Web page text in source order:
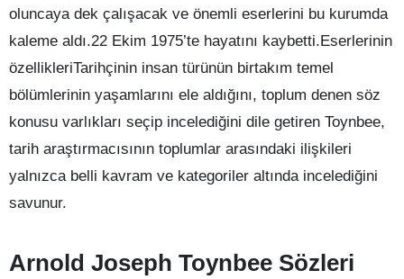
oluncaya dek çalışacak ve önemli eserlerini bu kurumda
kaleme aldı.22 Ekim 1975’te hayatını kaybetti.Eserlerinin
özellikleriTarihçinin insan türünün birtakım temel
bölümlerinin yaşamlarını ele aldığını, toplum denen söz
konusu varlıkları seçip incelediğini dile getiren Toynbee,
tarih araştırmacısının toplumlar arasındaki ilişkileri
yalnızca belli kavram ve kategoriler altında incelediğini
savunur.
Arnold Joseph Toynbee Sözleri